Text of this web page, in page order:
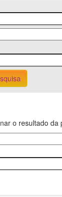
o resultado da